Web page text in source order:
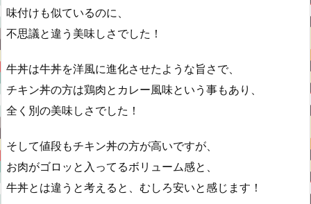
味付けも似ているのに、
不思議と違う美味しさでした！
牛丼は牛丼を洋風に進化させたような旨さで、
チキン丼の方は鶏肉とカレー風味という事もあり、
全く別の美味しさでした！
そして値段もチキン丼の方が高いですが、
お肉がゴロッと入ってるボリューム感と、
牛丼とは違うと考えると、むしろ安いと感じます！